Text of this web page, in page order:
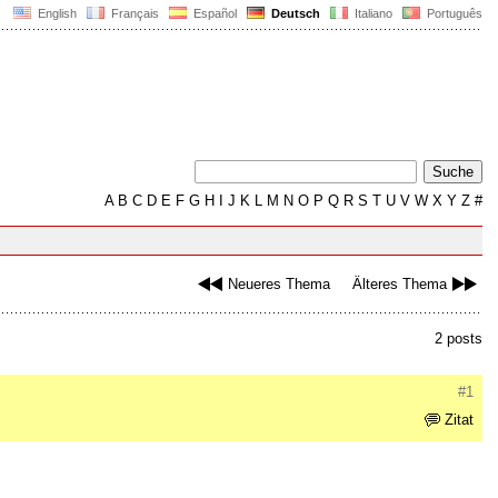
English Français Español Deutsch Italiano Português
AB C D E F G H J K L M N O P Q R S T U V W X Y Z #
Neueres Thema Älteres Thema
2 posts
#1
Zitat